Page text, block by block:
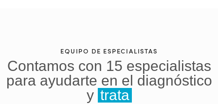
EQUIPO DE ESPECIALISTAS
Contamos con 15 especialistas
para ayudarte en el diagnóstico
tratamiento de fert